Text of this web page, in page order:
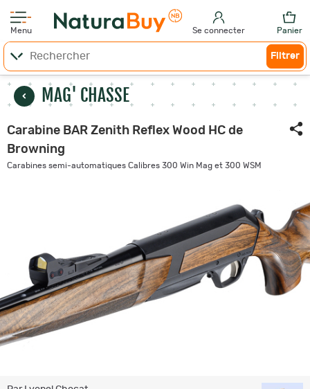
Menu Se connecter Panier
Filtrer
MAG' CHASSE
Carabine BAR Zenith Reflex Wood HC de
Browning
Carabines semi-automatiques Calibres 300 Win Mag et 300 WSM